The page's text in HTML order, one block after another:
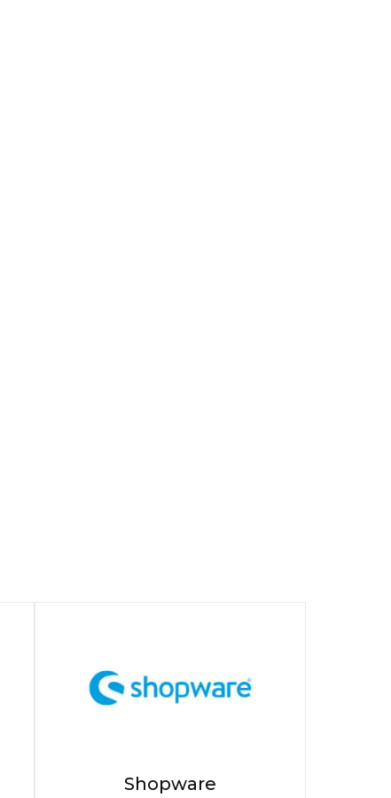
Shopware